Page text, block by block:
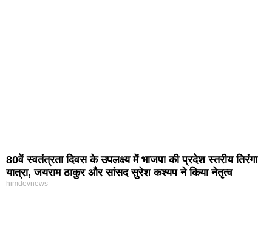
80वें स्वतंत्रता दिवस के उपलक्ष्य में भाजपा की प्रदेश स्तरीय तिरंगा
यात्रा, जयराम ठाकुर और सांसद सुरेश कश्यप ने किया नेतृत्व
himdevnews